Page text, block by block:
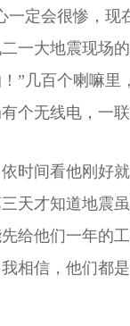
定会很惨，
一大地震现场
”几百个喇嘛
个无线电，一
时间看他刚好
天才知道地震
给他们一年的
相信，他们都